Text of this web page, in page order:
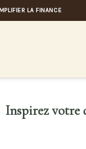
LA FINANCE
Inspirez votre